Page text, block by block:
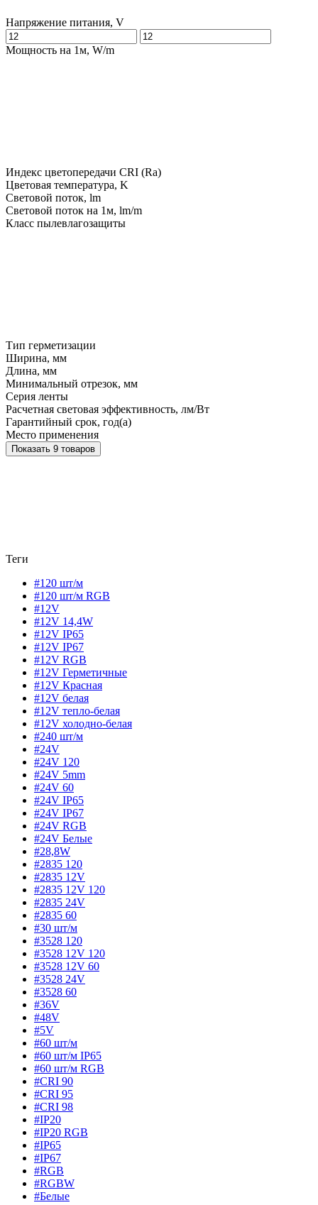
Напряжение питания, V
Мощность на 1м, W/m
Индекс цветопередачи CRI (Ra)
Цветовая температура, K
Световой поток, lm
Световой поток на 1м, lm/m
Класс пылевлагозащиты
Тип герметизации
Ширина, мм
Длина, мм
Минимальный отрезок, мм
Серия ленты
Расчетная световая эффективность, лм/Вт
Гарантийный срок, год(а)
Место применения
Показать 9 товаров
Теги
#120 шт/м
#120 шт/м RGB
#12V
#12V 14,4W
#12V IP65
#12V IP67
#12V RGB
#12V Герметичные
#12V Красная
#12V белая
#12V тепло-белая
#12V холодно-белая
#240 шт/м
#24V
#24V 120
#24V 5mm
#24V 60
#24V IP65
#24V IP67
#24V RGB
#24V Белые
#28,8W
#2835 120
#2835 12V
#2835 12V 120
#2835 24V
#2835 60
#30 шт/м
#3528 120
#3528 12V 120
#3528 12V 60
#3528 24V
#3528 60
#36V
#48V
#5V
#60 шт/м
#60 шт/м IP65
#60 шт/м RGB
#CRI 90
#CRI 95
#CRI 98
#IP20
#IP20 RGB
#IP65
#IP67
#RGB
#RGBW
#Белые